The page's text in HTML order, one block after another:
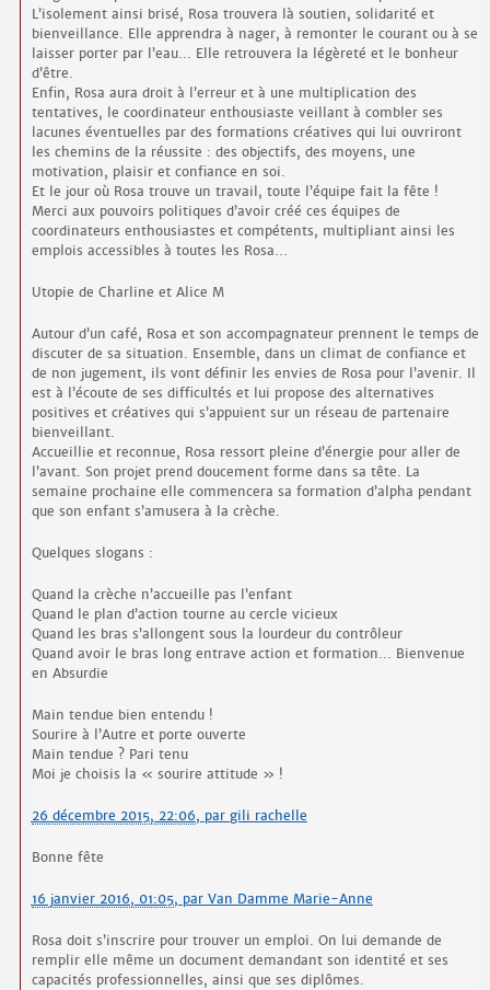
L’isolement ainsi brisé, Rosa trouvera là soutien, solidarité et
bienveillance. Elle apprendra à nager, à remonter le courant ou à se
laisser porter par l’eau… Elle retrouvera la légèreté et le bonheur
d’être.
Enfin, Rosa aura droit à l’erreur et à une multiplication des
tentatives, le coordinateur enthousiaste veillant à combler ses
lacunes éventuelles par des formations créatives qui lui ouvriront
les chemins de la réussite : des objectifs, des moyens, une
motivation, plaisir et confiance en soi.
Et le jour où Rosa trouve un travail, toute l’équipe fait la fête !
Merci aux pouvoirs politiques d’avoir créé ces équipes de
coordinateurs enthousiastes et compétents, multipliant ainsi les
emplois accessibles à toutes les Rosa…
Utopie de Charline et Alice M
Autour d’un café, Rosa et son accompagnateur prennent le temps de
discuter de sa situation. Ensemble, dans un climat de confiance et
de non jugement, ils vont définir les envies de Rosa pour l’avenir. Il
est à l’écoute de ses difficultés et lui propose des alternatives
positives et créatives qui s’appuient sur un réseau de partenaire
bienveillant.
Accueillie et reconnue, Rosa ressort pleine d’énergie pour aller de
l’avant. Son projet prend doucement forme dans sa tête. La
semaine prochaine elle commencera sa formation d’alpha pendant
que son enfant s’amusera à la crèche.
Quelques slogans :
Quand la crèche n’accueille pas l’enfant
Quand le plan d’action tourne au cercle vicieux
Quand les bras s’allongent sous la lourdeur du contrôleur
Quand avoir le bras long entrave action et formation… Bienvenue
en Absurdie
Main tendue bien entendu !
Sourire à l’Autre et porte ouverte
Main tendue ? Pari tenu
Moi je choisis la « sourire attitude » !
26 décembre 2015, 22:06, par gili rachelle
Bonne fête
16 janvier 2016, 01:05, par Van Damme Marie-Anne
Rosa doit s’inscrire pour trouver un emploi. On lui demande de
remplir elle même un document demandant son identité et ses
capacités professionnelles, ainsi que ses diplômes.